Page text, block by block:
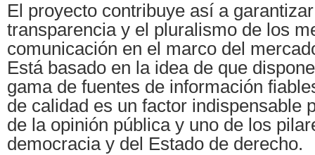
El proyecto contribuye así a
transparencia y el pluralismo de los
comunicación en el marco del
Está basado en la idea de que
gama de fuentes de información
de calidad es un factor indispensable
de la opinión pública y uno de los
democracia y del Estado de derecho.